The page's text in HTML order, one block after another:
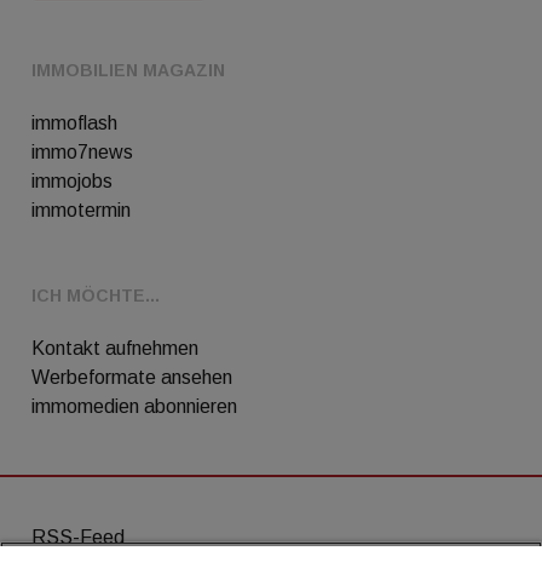
IMMOBILIEN MAGAZIN
immoflash
immo7news
immojobs
immotermin
ICH MÖCHTE...
Kontakt aufnehmen
Werbeformate ansehen
immomedien abonnieren
RSS-Feed